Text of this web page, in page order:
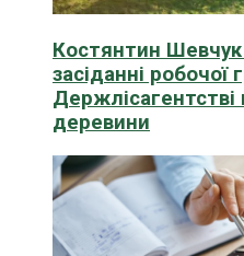
Костянтин Шевчук
засіданні робочої
деревини